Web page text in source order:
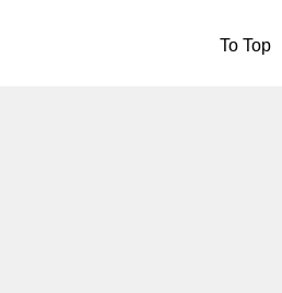
To Top